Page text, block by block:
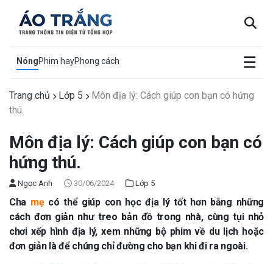
NóngPhim hayPhong cách ☰
×
Trang chủ Lớp 5
Môn địa lý: Cách giúp con bạn có hứng
thú.
Môn địa lý: Cách giúp con bạn có
hứng thú.
Ngọc Anh 30/06/2024 Lớp 5
Cha mẹcó thể giúp con học địa lý tốt hơn bằng những
cách đơn giản như treo bản đồ trong nhà, cùng tụi nhỏ
chơi xếp hình địa lý, xem những bộ phim về du lịch hoặc
đơn giản là để chúng chỉ đường cho bạn khi đi ra ngoài.